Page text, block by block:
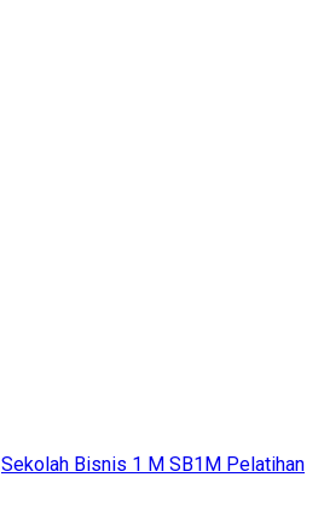
Sekolah Bisnis 1 M SB1M Pelatihan